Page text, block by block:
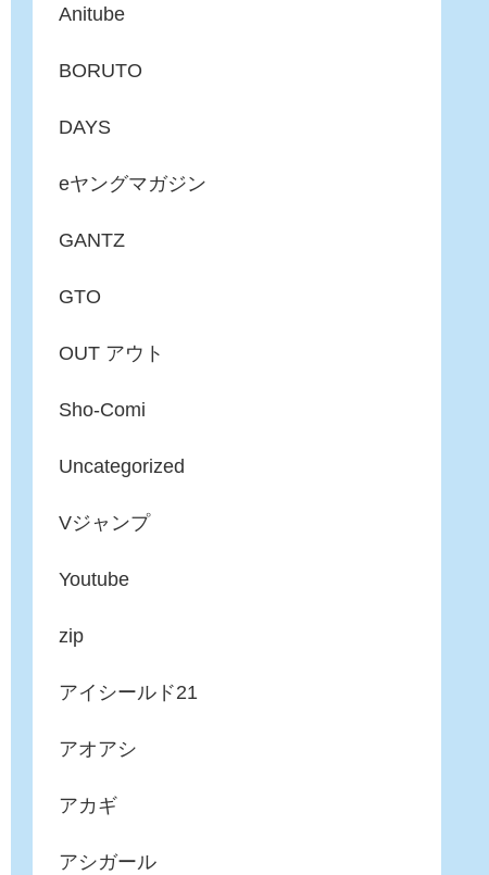
Anitube
BORUTO
DAYS
eヤングマガジン
GANTZ
GTO
OUT アウト
Sho-Comi
Uncategorized
Vジャンプ
Youtube
zip
アイシールド21
アオアシ
アカギ
アシガール